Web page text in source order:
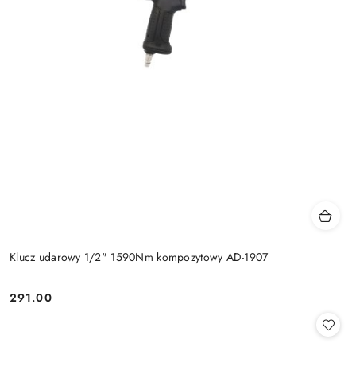
Klucz udarowy 1/2" 1590Nm kompozytowy AD-1907
Cena:
291.00